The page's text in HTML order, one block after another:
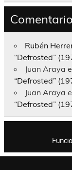
Rubén
“Defrosted”
Juan Araya
“Defrosted”
Juan Araya
“Defrosted”